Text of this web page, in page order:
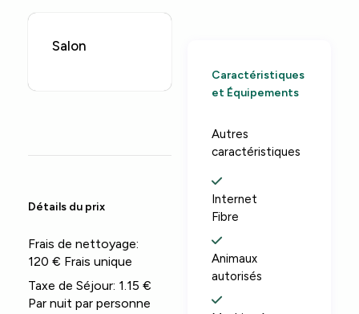
Salon
Détails du prix
Frais de nettoyage:
120 € Frais unique
Taxe de Séjour: 1.15 €
Par nuit par personne
Caractéristiques
et Équipements
Autres
caractéristiques
Internet
Fibre
Animaux
autorisés